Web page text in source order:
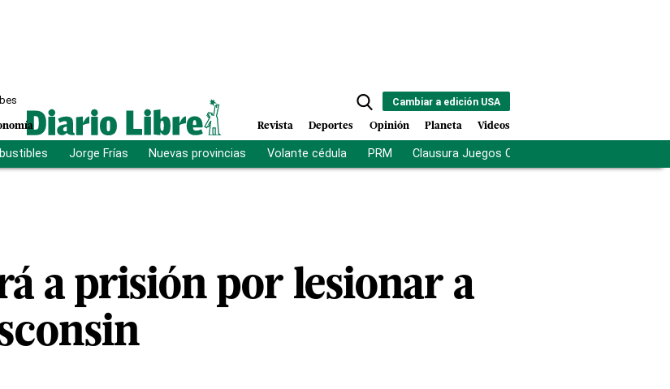
Cambiar a edición USA
Revista Deportes Opinión Planeta Videos
Jorge Frías Nuevas provincias Volante cédula PRM Clausura Juegos Centroamericanos
a prisión por lesionar a